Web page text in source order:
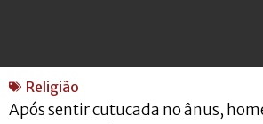
Religião
Após sentir cutucada no ânus,